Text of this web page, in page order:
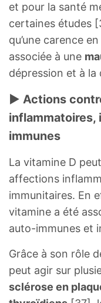
et pour la santé
certaines études
qu’une carence
associée à une
dépression et à la
► Actions
inflammatoires,
immunes
La vitamine D
affections
immunitaires. En
vitamine a été
auto-immunes et
Grâce à son rôle
peut agir sur
sclérose en